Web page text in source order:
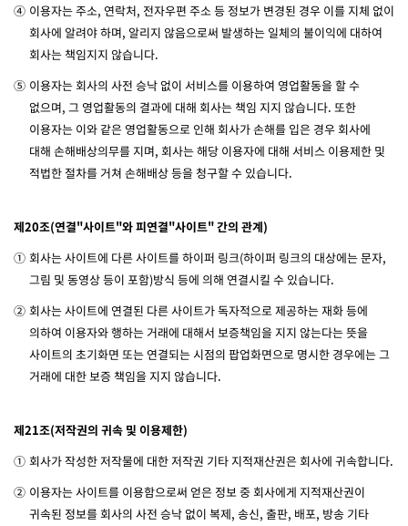
④ 이용자는 주소, 연락처, 전자우편 주소 등 정보가 변경된 경우 이를 지체 없이
회사에 알려야 하며, 알리지 않음으로써 발생하는 일체의 불이익에 대하여
회사는 책임지지 않습니다.
⑤ 이용자는 회사의 사전 승낙 없이 서비스를 이용하여 영업활동을 할 수
없으며, 그 영업활동의 결과에 대해 회사는 책임 지지 않습니다. 또한
이용자는 이와 같은 영업활동으로 인해 회사가 손해를 입은 경우 회사에
대해 손해배상의무를 지며, 회사는 해당 이용자에 대해 서비스 이용제한 및
적법한 절차를 거쳐 손해배상 등을 청구할 수 있습니다.
제20조(연결"사이트"와 피연결"사이트" 간의 관계)
① 회사는 사이트에 다른 사이트를 하이퍼 링크(하이퍼 링크의 대상에는 문자,
그림 및 동영상 등이 포함)방식 등에 의해 연결시킬 수 있습니다.
② 회사는 사이트에 연결된 다른 사이트가 독자적으로 제공하는 재화 등에
의하여 이용자와 행하는 거래에 대해서 보증책임을 지지 않는다는 뜻을
사이트의 초기화면 또는 연결되는 시점의 팝업화면으로 명시한 경우에는 그
거래에 대한 보증 책임을 지지 않습니다.
제21조(저작권의 귀속 및 이용제한)
① 회사가 작성한 저작물에 대한 저작권 기타 지적재산권은 회사에 귀속합니다.
② 이용자는 사이트를 이용함으로써 얻은 정보 중 회사에게 지적재산권이
귀속된 정보를 회사의 사전 승낙 없이 복제, 송신, 출판, 배포, 방송 기타